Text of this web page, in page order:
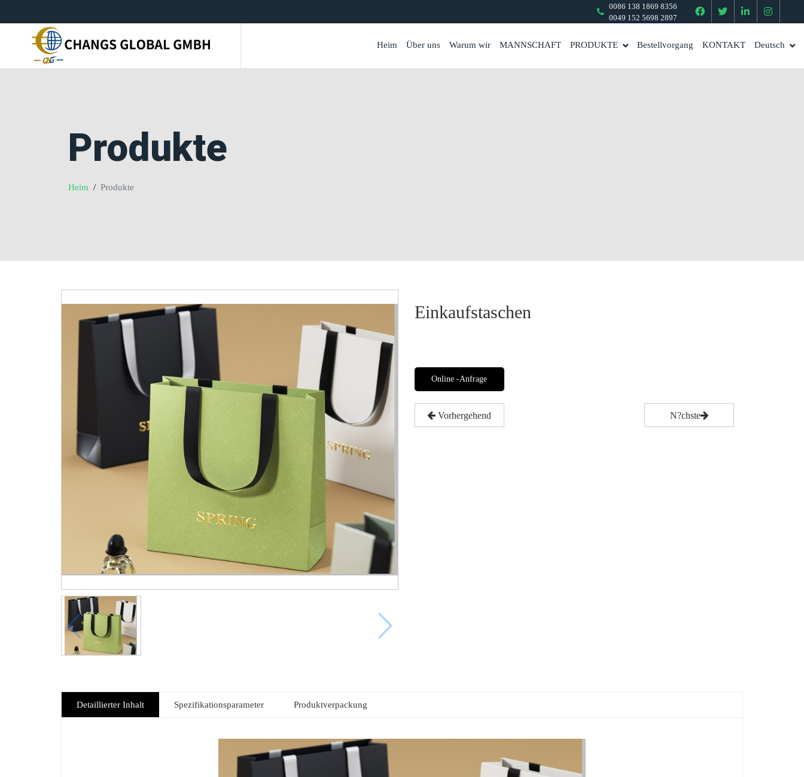
0086 138 1869 8356
0049 152 5698 2897
Heim Über uns Warum wir MANNSCHAFT PRODUKTE Bestellvorgang KONTAKT Deutsch
Produkte
Heim Produkte
Einkaufstaschen
Online -Anfrage
Vorhergehend N?chste
Detaillierter Inhalt Spezifikationsparameter Produktverpackung